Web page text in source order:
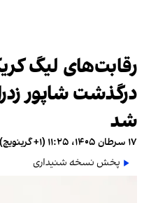
رقابت‌های لیگ
درگذشت شاپور
شد
۱۷ سرطان ۱۴۰۵، ۱۱:۲۵ (‎+۱ گرینویچ)
پخش نسخه شنیداری